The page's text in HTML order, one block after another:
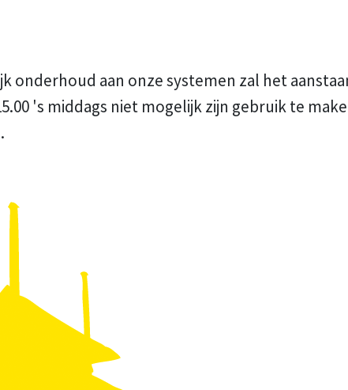
onderhoud aan onze systemen zal het
's middags niet mogelijk zijn gebruik te